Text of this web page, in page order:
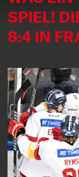
SPIEL!
8:4 IN